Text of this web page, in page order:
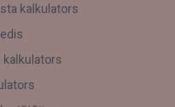
kalkulators
kalkulators